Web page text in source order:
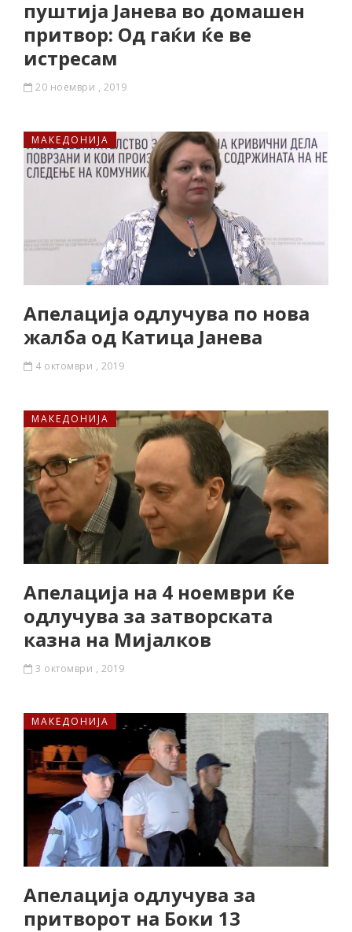
пуштија Јанева во домашен
притвор: Од гаќи ќе ве
истресам
20 ноември , 2019
МАКЕДОНИЈА
Апелација одлучува по нова
жалба од Катица Јанева
4 октомври , 2019
МАКЕДОНИЈА
Апелација на 4 ноември ќе
одлучува за затворската
казна на Мијалков
3 октомври , 2019
МАКЕДОНИЈА
Апелација одлучува за
притворот на Боки 13